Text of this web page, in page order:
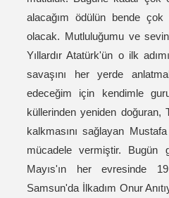
alacağım ödülün bende
olacak. Mutluluğumu ve
Yıllardır Atatürk'ün o ilk
savaşını her yerde
edeceğim için kendimle
küllerinden yeniden doğuran,
kalkmasını sağlayan
mücadele vermiştir. Bugün
Mayıs'ın her evresinde
Samsun'da İlkadım Onur